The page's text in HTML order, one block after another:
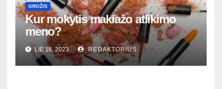
GROŽIS
Kur mokytis makiažo atlikimo
meno?
LIE 16, 2023 REDAKTORIUS